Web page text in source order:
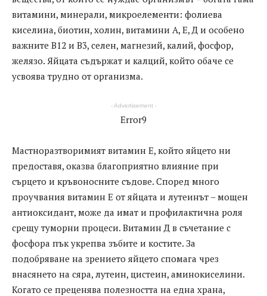
витамини, минерали, микроелементи: фолиева
киселина, биотин, холин, витамини А, Е, Д и особено
важните В12 и В3, селен, магнезий, калий, фосфор,
желязо. Яйцата съдържат и калций, който обаче се
усвоява трудно от организма.
- Advertisement -
Error9
Мастноразтворимият витамин Е, който яйцето ни
предоставя, оказва благоприятно влияние при
сърцето и кръвоносните съдове. Според много
проучвания витамин Е от яйцата и лутеинът – мощен
антиоксидант, може да имат и профилактична роля
срещу туморни процеси. Витамин Д в съчетание с
фосфора пък укрепва зъбите и костите. За
подобряване на зрението яйцето спомага чрез
внасянето на сяра, лутеин, цистеин, аминокиселини.
Когато се преценява полезността на една храна,